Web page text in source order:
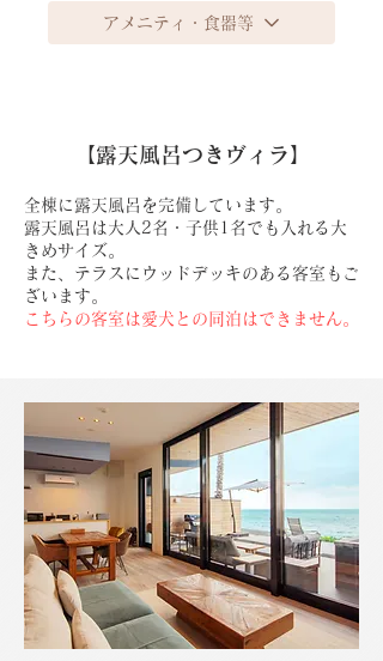
アメニティ・食器等
【​露天風呂つきヴィラ】
​全棟に露天風呂を完備しています。
露天風呂は大人2名・子供1名でも入れる大
きめサイズ。
​また、テラスにウッドデッキのある客室もご
ざいます。
こちらの客室は愛犬との同泊はできません。